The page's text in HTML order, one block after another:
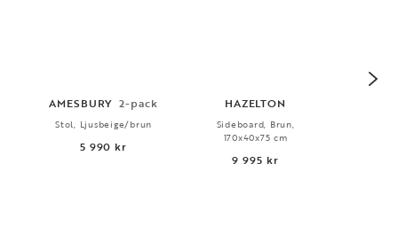
AMESBURY 2-pack
Stol, Ljusbeige/brun
5 990 kr
HAZELTON
Sideboard, Brun,
170x40x75 cm
9 995 kr